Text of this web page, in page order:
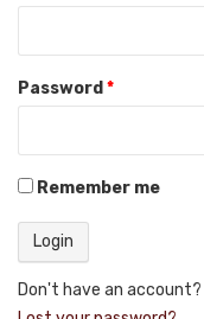
Password *
Remember me
Don't have an account?